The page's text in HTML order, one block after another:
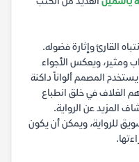
القارئ وإثارة فضوله.
ومثير، ويعكس الأجواء
المصمم ألواناً داكنة
الغلاف في خلق انطباع
المزيد عن الرواية.
للرواية، ويمكن أن يكون